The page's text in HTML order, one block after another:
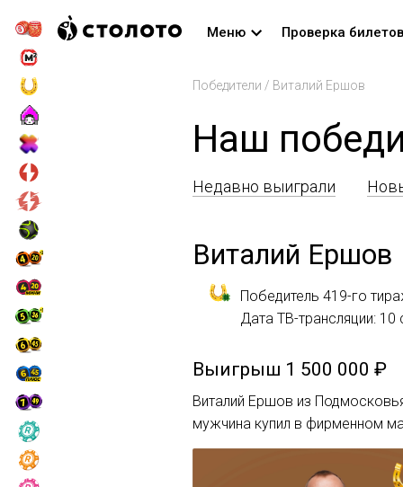
Меню Проверка билетов
Победители / Виталий Ершов
Наш
Недавно выиграли
Виталий Ершов
Победитель 419-го
Дата ТВ-трансляции: 10
Выигрыш 1 500 000 ₽
Виталий Ершов из
мужчина купил в фирменном